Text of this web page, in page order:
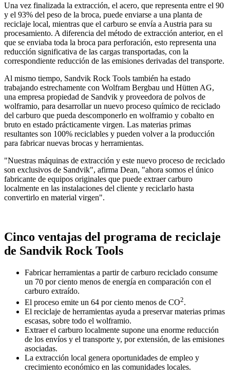
Una vez finalizada la extracción, el acero, que representa entre el 90
y el 93% del peso de la broca, puede enviarse a una planta de
reciclaje local, mientras que el carburo se envía a Austria para su
procesamiento. A diferencia del método de extracción anterior, en el
que se enviaba toda la broca para perforación, esto representa una
reducción significativa de las cargas transportadas, con la
correspondiente reducción de las emisiones derivadas del transporte.
Al mismo tiempo, Sandvik Rock Tools también ha estado
trabajando estrechamente con Wolfram Bergbau und Hütten AG,
una empresa propiedad de Sandvik y proveedora de polvos de
wolframio, para desarrollar un nuevo proceso químico de reciclado
del carburo que pueda descomponerlo en wolframio y cobalto en
bruto en estado prácticamente virgen. Las materias primas
resultantes son 100% reciclables y pueden volver a la producción
para fabricar nuevas brocas y herramientas.
"Nuestras máquinas de extracción y este nuevo proceso de reciclado
son exclusivos de Sandvik", afirma Dean, "ahora somos el único
fabricante de equipos originales que puede extraer carburo
localmente en las instalaciones del cliente y reciclarlo hasta
convertirlo en material virgen".
Cinco ventajas del programa de reciclaje
de Sandvik Rock Tools
Fabricar herramientas a partir de carburo reciclado consume
un 70 por ciento menos de energía en comparación con el
carburo extraído.
El proceso emite un 64 por ciento menos de CO2.
El reciclaje de herramientas ayuda a preservar materias primas
escasas, sobre todo el wolframio.
Extraer el carburo localmente supone una enorme reducción
de los envíos y el transporte y, por extensión, de las emisiones
asociadas.
La extracción local genera oportunidades de empleo y
crecimiento económico en las comunidades locales.